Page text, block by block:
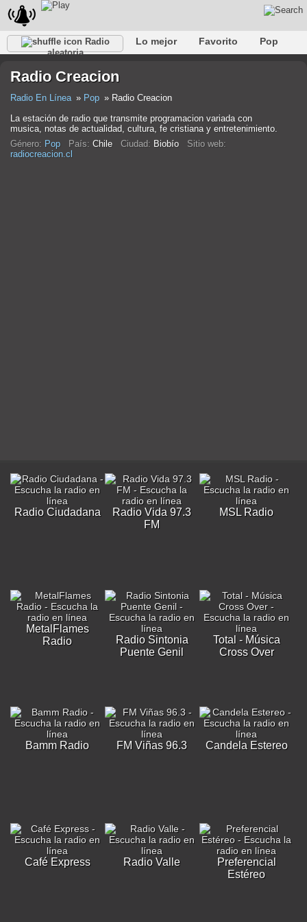
Radio
aleatoria
Lo mejor Favorito
Pop
Rap
Trans Falk
Radio Creacion
Radio En Línea Pop
Radio Creacion
La estación de radio que transmite programacion variada con
musica, notas de actualidad, cultura, fe cristiana y entretenimiento.
Género: Pop País: Chile Ciudad: Biobío Sitio web:
radiocreacion.cl
Radio Ciudadana
Radio Vida 97.3
FM
MSL Radio
MetalFlames
Radio
Radio Sintonia
Puente Genil
Total - Música
Cross Over
Bamm Radio FM Viñas 96.3 Candela Estereo
Café Express Radio Valle
Preferencial
Estéreo